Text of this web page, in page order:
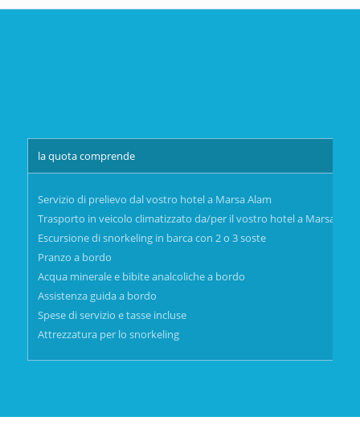
la quota comprende
Servizio di prelievo dal vostro hotel a Marsa Alam
Trasporto in veicolo climatizzato da/per il vostro hotel a Marsa
Escursione di snorkeling in barca con 2 o 3 soste
Pranzo a bordo
Acqua minerale e bibite analcoliche a bordo
Assistenza guida a bordo
Spese di servizio e tasse incluse
Attrezzatura per lo snorkeling